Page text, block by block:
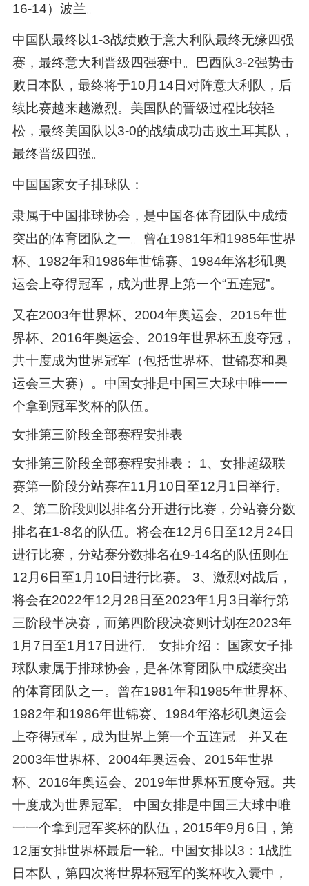
16-14）波兰。
中国队最终以1-3战绩败于意大利队最终无缘四强
赛，最终意大利晋级四强赛中。巴西队3-2强势击
败日本队，最终将于10月14日对阵意大利队，后
续比赛越来越激烈。美国队的晋级过程比较轻
松，最终美国队以3-0的战绩成功击败土耳其队，
最终晋级四强。
中国国家女子排球队：
隶属于中国排球协会，是中国各体育团队中成绩
突出的体育团队之一。曾在1981年和1985年世界
杯、1982年和1986年世锦赛、1984年洛杉矶奥
运会上夺得冠军，成为世界上第一个“五连冠”。
又在2003年世界杯、2004年奥运会、2015年世
界杯、2016年奥运会、2019年世界杯五度夺冠，
共十度成为世界冠军（包括世界杯、世锦赛和奥
运会三大赛）。中国女排是中国三大球中唯一一
个拿到冠军奖杯的队伍。
女排第三阶段全部赛程安排表
女排第三阶段全部赛程安排表： 1、女排超级联
赛第一阶段分站赛在11月10日至12月1日举行。
2、第二阶段则以排名分开进行比赛，分站赛分数
排名在1-8名的队伍。将会在12月6日至12月24日
进行比赛，分站赛分数排名在9-14名的队伍则在
12月6日至1月10日进行比赛。 3、激烈对战后，
将会在2022年12月28日至2023年1月3日举行第
三阶段半决赛，而第四阶段决赛则计划在2023年
1月7日至1月17日进行。 女排介绍： 国家女子排
球队隶属于排球协会，是各体育团队中成绩突出
的体育团队之一。曾在1981年和1985年世界杯、
1982年和1986年世锦赛、1984年洛杉矶奥运会
上夺得冠军，成为世界上第一个五连冠。并又在
2003年世界杯、2004年奥运会、2015年世界
杯、2016年奥运会、2019年世界杯五度夺冠。共
十度成为世界冠军。 中国女排是中国三大球中唯
一一个拿到冠军奖杯的队伍，2015年9月6日，第
12届女排世界杯最后一轮。中国女排以3：1战胜
日本队，第四次将世界杯冠军的奖杯收入囊中，